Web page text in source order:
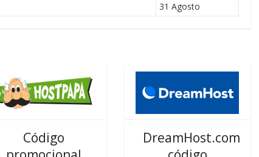
31 Agosto
Código
DreamHost.com